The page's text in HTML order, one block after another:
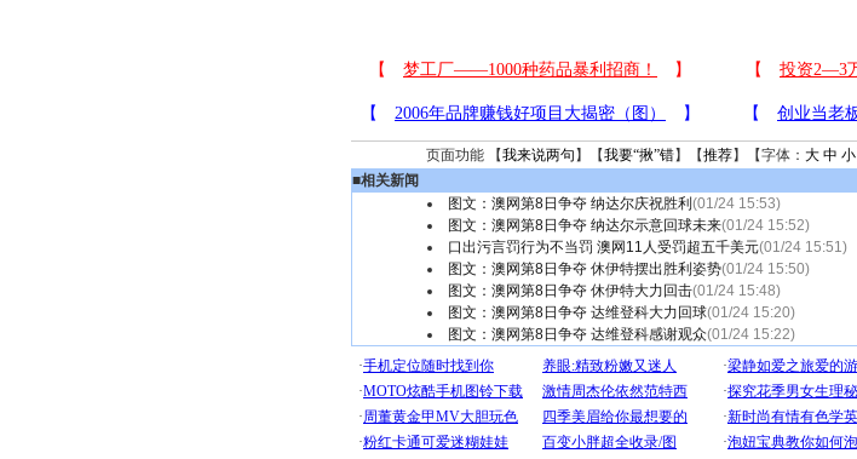
页面功能 【我来说两句 】【我要“揪”错】【推荐】【字体： 大 中 小
■相关新闻
图文：澳网第8日争夺 纳达尔庆祝胜利 (01/24 15:53)
图文：澳网第8日争夺 纳达尔示意回球未来(01/24 15:52)
口出污言罚行为不当罚 澳网11人受罚超五千美元(01/24 15:51)
图文：澳网第8日争夺 休伊特摆出胜利姿势(01/24 15:50)
图文：澳网第8日争夺 休伊特大力回击(01/24 15:48)
图文：澳网第8日争夺 达维登科大力回球(01/24 15:20)
图文：澳网第8日争夺 达维登科感谢观众(01/24 15:22)